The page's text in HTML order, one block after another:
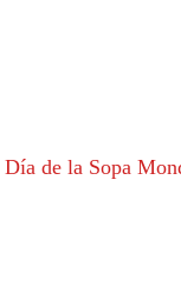
Día de la Sopa